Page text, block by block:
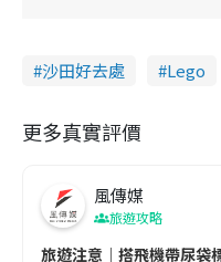
沙田好去處 Lego
更多真實評價
風傳媒
旅遊攻略
旅遊注意｜搭飛機帶尿袋